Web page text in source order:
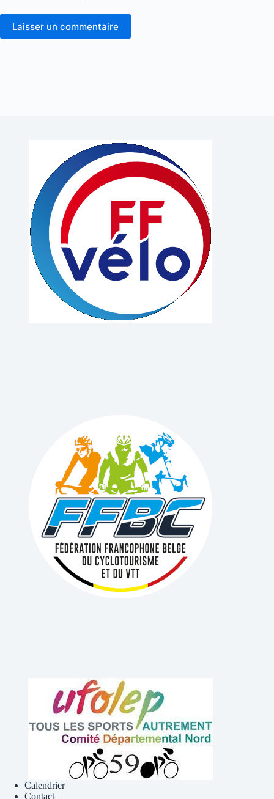
Laisser un commentaire
Calendrier
Contact